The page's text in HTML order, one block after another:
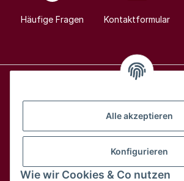
Alle akzeptieren
Konfigurieren
Wie wir Cookies & Co nutzen
Häufige Fragen Kontaktformular
Hilfe & Kontakt